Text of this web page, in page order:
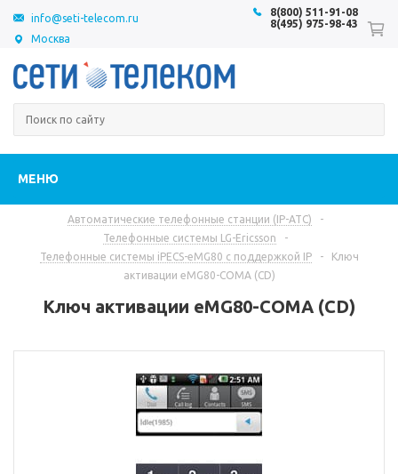
Москва
8(800) 511-91-08
8(495) 975-98-43
info@seti-telecom.ru
МЕНЮ
Автоматические телефонные станции (IP-АТС)
-
Телефонные системы LG-Ericsson
-
Телефонные системы iPECS-eMG80 с поддержкой IP
-
Ключ
активации eMG80-COMA (CD)
Ключ активации eMG80-COMA (CD)